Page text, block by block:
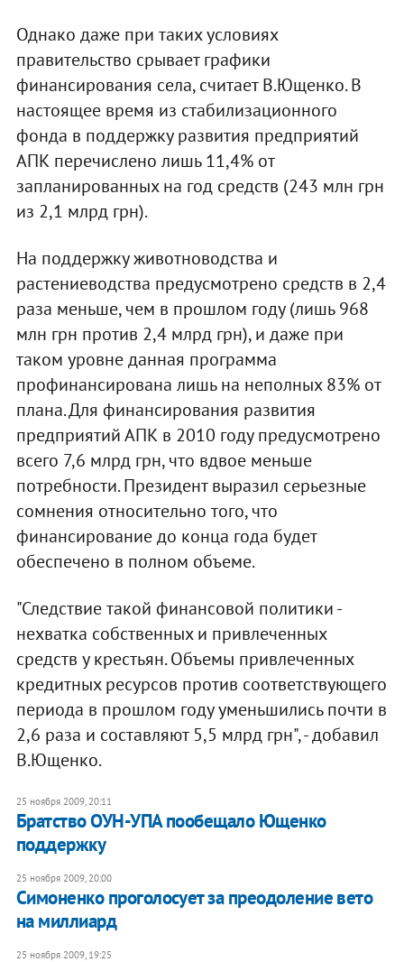
Однако даже при таких условиях
правительство срывает графики
финансирования села, считает В.Ющенко. В
настоящее время из стабилизационного
фонда в поддержку развития предприятий
АПК перечислено лишь 11,4% от
запланированных на год средств (243 млн грн
из 2,1 млрд грн).
На поддержку животноводства и
растениеводства предусмотрено средств в 2,4
раза меньше, чем в прошлом году (лишь 968
млн грн против 2,4 млрд грн), и даже при
таком уровне данная программа
профинансирована лишь на неполных 83% от
плана. Для финансирования развития
предприятий АПК в 2010 году предусмотрено
всего 7,6 млрд грн, что вдвое меньше
потребности. Президент выразил серьезные
сомнения относительно того, что
финансирование до конца года будет
обеспечено в полном объеме.
"Следствие такой финансовой политики -
нехватка собственных и привлеченных
средств у крестьян. Объемы привлеченных
кредитных ресурсов против соответствующего
периода в прошлом году уменьшились почти в
2,6 раза и составляют 5,5 млрд грн", - добавил
В.Ющенко.
25 ноября 2009, 20:11
Братство ОУН-УПА пообещало Ющенко
поддержку
25 ноября 2009, 20:00
Симоненко проголосует за преодоление вето
на миллиард
25 ноября 2009, 19:25